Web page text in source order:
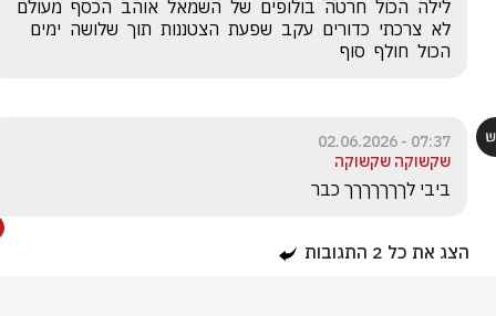
הכול  חולף  סוף
07:37 - 02.06.2026
שקשוקה שקשוקה
ביבי לךךךךךךך כבר
הצג את כל 2 התגובות